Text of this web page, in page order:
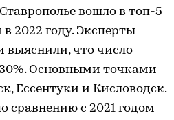
вошло в топ-5
2022 году. Эксперты
выяснили, что число
Основными точками
Ессентуки и Кисловодск.
сравнению с 2021 годом